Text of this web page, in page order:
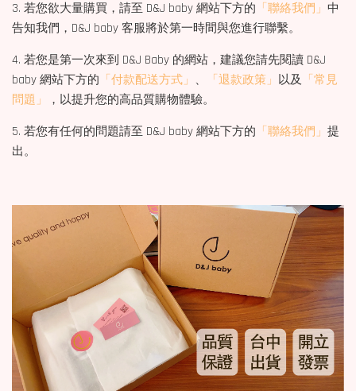
3. 若您欲大量購買，請至 D&J baby 網站下方的 「聯絡我們」 中
告知我們，D&J baby 客服將於第一時間與您進行聯繫。
4. 若您是第一次來到 D&J Baby 的網站，建議您請先閱讀 D&J
baby 網站下方的 「付款配送方式」 、 「退款政策」 以及 「常見
問題」
，以提升您的高品質購物體驗。
5. 若您有任何的問題請至 D&J baby 網站下方的 「聯絡我們」 提
出。